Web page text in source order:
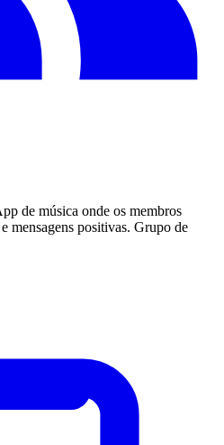
de música onde os membros
mensagens positivas. Grupo de